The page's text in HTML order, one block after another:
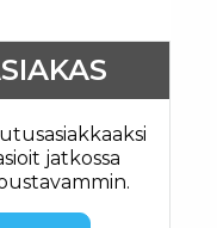
jatkossa